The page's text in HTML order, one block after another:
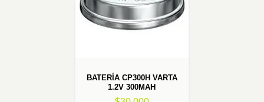
BATERÍA CP300H VARTA
1.2V 300MAH